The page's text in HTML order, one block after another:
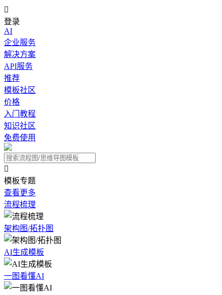

登录
AI
企业服务
解决方案
API服务
推荐
模板社区
价格
入门教程
知识社区
免费使用

模板专题
查看更多
流程梳理
架构图/拓扑图
AI生成模板
一图看懂AI